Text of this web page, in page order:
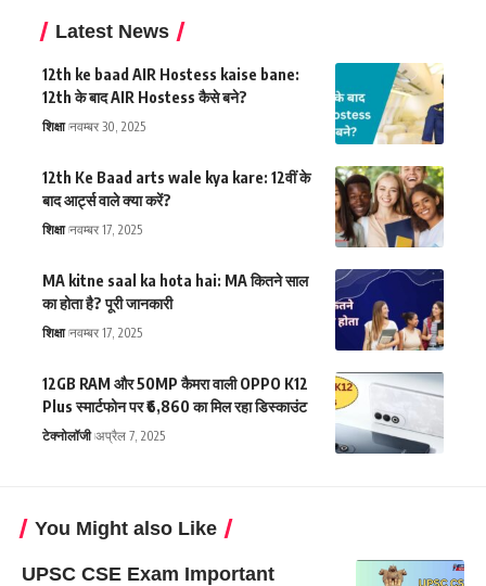
Latest News
12th ke baad AIR Hostess kaise bane:
12th के बाद AIR Hostess कैसे बने?
शिक्षा नवम्बर 30, 2025
12th Ke Baad arts wale kya kare: 12वीं के
बाद आर्ट्स वाले क्या करें?
शिक्षा नवम्बर 17, 2025
MA kitne saal ka hota hai: MA कितने साल
का होता है? पूरी जानकारी
शिक्षा नवम्बर 17, 2025
12GB RAM और 50MP कैमरा वाली OPPO K12
Plus स्मार्टफोन पर ₹6,860 का मिल रहा डिस्काउंट
टेक्नोलॉजी अप्रैल 7, 2025
You Might also Like
UPSC CSE Exam Important